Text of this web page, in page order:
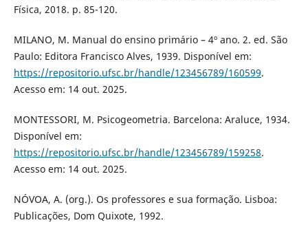
Física, 2018. p. 85-120.
MILANO, M. Manual do ensino primário – 4º ano. 2. ed. São
Paulo: Editora Francisco Alves, 1939. Disponível em:
https://repositorio.ufsc.br/handle/123456789/160599.
Acesso em: 14 out. 2025.
MONTESSORI, M. Psicogeometria. Barcelona: Araluce, 1934.
Disponível em:
https://repositorio.ufsc.br/handle/123456789/159258.
Acesso em: 14 out. 2025.
NÓVOA, A. (org.). Os professores e sua formação. Lisboa:
Publicações, Dom Quixote, 1992.